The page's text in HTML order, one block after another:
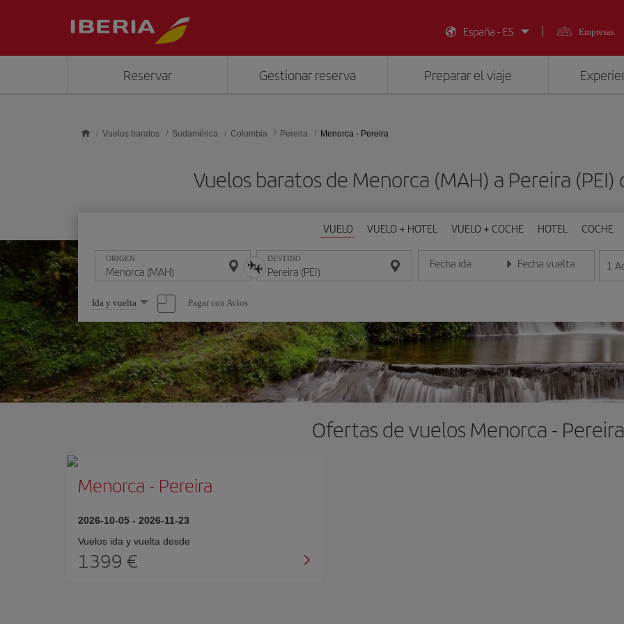
España - ES
Empresas
Reservar Gestionar reserva Preparar el viaje
Vuelos baratos Sudamérica Colombia Pereira Menorca - Pereira
Vuelos baratos de Menorca (MAH) a Pereira
VUELO VUELO + HOTEL VUELO + COCHE HOTEL COCHE
ORIGEN DESTINO Fecha ida
Introduce la fecha en formato día/mes/año
Fecha vuelta
Introduce la fecha en 1
Seleccione
una
opción
Ida y vuelta Pagar con Avios
Ofertas de vuelos Menorca - Pereira
Menorca - Pereira
2026-10-05 - 2026-11-23
Vuelos ida y vuelta desde
1399 €